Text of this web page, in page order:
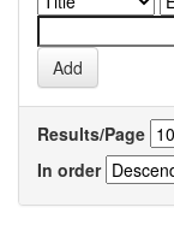
Results/Page
In order